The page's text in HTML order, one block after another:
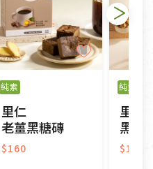
商品、易於變質或損壞
適合退換之商品：如
，若產品瑕疵無法讀取僅
水洗或污損者。
、口罩等私人消耗性產
純素
里仁
老薑黑糖磚
$160
純素
里仁
黑米核
$190